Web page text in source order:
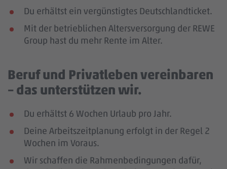
Du erhältst ein vergünstigtes Deutschlandticket.
Mit der betrieblichen Altersversorgung der REWE
Group hast du mehr Rente im Alter.
Beruf und Privatleben vereinbaren
– das unterstützen wir.
Du erhältst 6 Wochen Urlaub pro Jahr.
Deine Arbeitszeitplanung erfolgt in der Regel 2
Wochen im Voraus.
Wir schaffen die Rahmenbedingungen dafür,